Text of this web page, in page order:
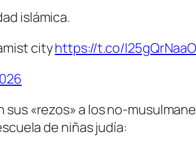
islámica.
cityhttps://t.co/l25gQrNaaO
«rezos» a los no-
de niñas judía: